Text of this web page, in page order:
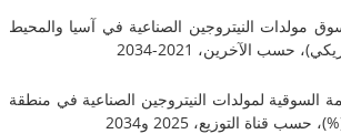
النيتروجين الصناعية في آسيا والمحيط
2021-2034
لمولدات النيتروجين الصناعية في منطقة
2025 و2034